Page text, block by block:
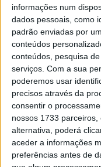
informações num
dados pessoais, como
padrão enviadas por
conteúdos
conteúdos, pesquisa
serviços. Com a sua
poderemos usar
precisos através da
consentir o
nossos 1733
alternativa, poderá
aceder a informações
preferências antes de
Mais tarde, pelas
entreAcadémico de
será apitado porVítor
Primeira vez que o
quer Académico,
Na classificação da
o Benfica B ocupa o
que o Académico que